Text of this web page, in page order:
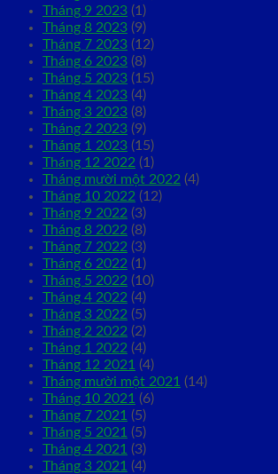
Tháng 9 2023 (1)
Tháng 8 2023 (9)
Tháng 7 2023 (12)
Tháng 6 2023 (8)
Tháng 5 2023 (15)
Tháng 4 2023 (4)
Tháng 3 2023 (8)
Tháng 2 2023 (9)
Tháng 1 2023 (15)
Tháng 12 2022 (1)
Tháng mười một 2022 (4)
Tháng 10 2022 (12)
Tháng 9 2022 (3)
Tháng 8 2022 (8)
Tháng 7 2022 (3)
Tháng 6 2022 (1)
Tháng 5 2022 (10)
Tháng 4 2022 (4)
Tháng 3 2022 (5)
Tháng 2 2022 (2)
Tháng 1 2022 (4)
Tháng 12 2021 (4)
Tháng mười một 2021 (14)
Tháng 10 2021 (6)
Tháng 7 2021 (5)
Tháng 5 2021 (5)
Tháng 4 2021 (3)
Tháng 3 2021 (4)